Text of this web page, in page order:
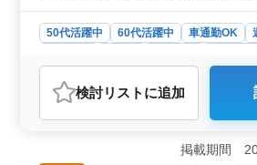
共＝7:3 店舗、工場、
校、公営住宅、官庁工
50代活躍中 60代活躍中 車通勤OK
おすすめポイント
＜安定した職場環境＞ 埼玉県秩父市
建築施工管理の募集です。皆野駅か
ど、様々な雇用形態が用意されてお
検討リスト に追加
掲載期間